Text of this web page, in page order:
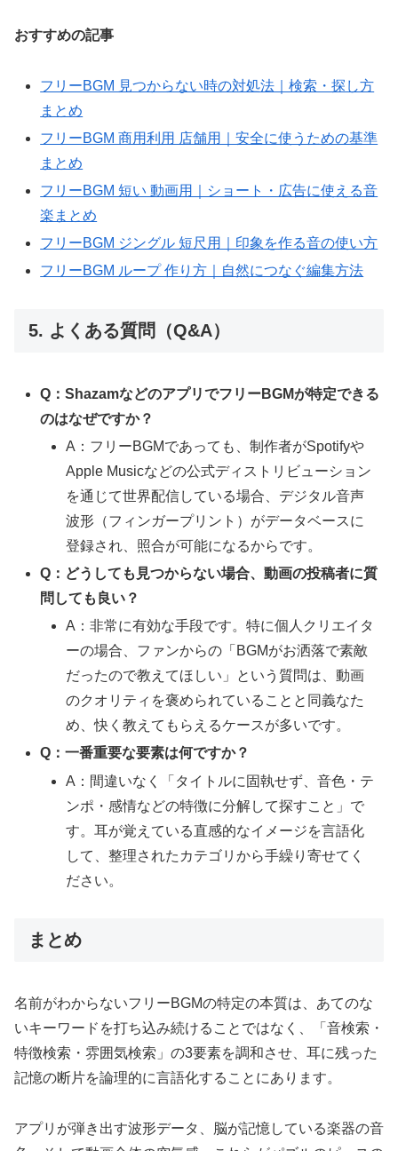
おすすめの記事
フリーBGM 見つからない時の対処法｜検索・探し方
まとめ
フリーBGM 商用利用 店舗用｜安全に使うための基準
まとめ
フリーBGM 短い 動画用｜ショート・広告に使える音
楽まとめ
フリーBGM ジングル 短尺用｜印象を作る音の使い方
フリーBGM ループ 作り方｜自然につなぐ編集方法
5. よくある質問（Q&A）
Q：ShazamなどのアプリでフリーBGMが特定できる
のはなぜですか？
A：フリーBGMであっても、制作者がSpotifyや
Apple Musicなどの公式ディストリビューション
を通じて世界配信している場合、デジタル音声
波形（フィンガープリント）がデータベースに
登録され、照合が可能になるからです。
Q：どうしても見つからない場合、動画の投稿者に質
問しても良い？
A：非常に有効な手段です。特に個人クリエイタ
ーの場合、ファンからの「BGMがお洒落で素敵
だったので教えてほしい」という質問は、動画
のクオリティを褒められていることと同義なた
め、快く教えてもらえるケースが多いです。
Q：一番重要な要素は何ですか？
A：間違いなく「タイトルに固執せず、音色・テ
ンポ・感情などの特徴に分解して探すこと」で
す。耳が覚えている直感的なイメージを言語化
して、整理されたカテゴリから手繰り寄せてく
ださい。
まとめ
名前がわからないフリーBGMの特定の本質は、あてのな
いキーワードを打ち込み続けることではなく、「音検索・
特徴検索・雰囲気検索」の3要素を調和させ、耳に残った
記憶の断片を論理的に言語化することにあります。
アプリが弾き出す波形データ、脳が記憶している楽器の音